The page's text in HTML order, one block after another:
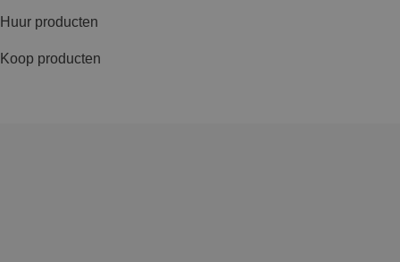
Huur producten
Koop producten